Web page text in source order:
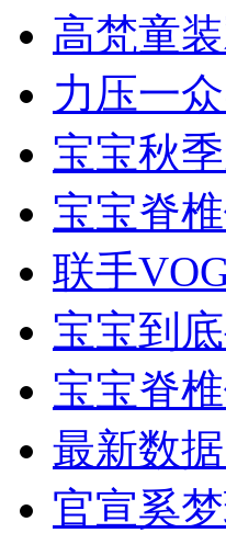
高梵童
力压一
宝宝秋
宝宝脊
联手
宝宝到
宝宝脊
最新数
官宣奚